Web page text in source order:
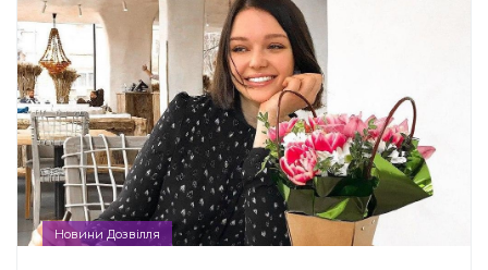
Новини Дозвілля